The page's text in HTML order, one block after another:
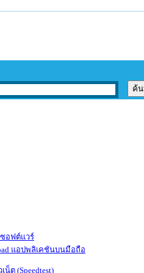
ซอฟต์แวร์
แอปพลิเคชันบนมือถือ
น็ต (Speedtest)